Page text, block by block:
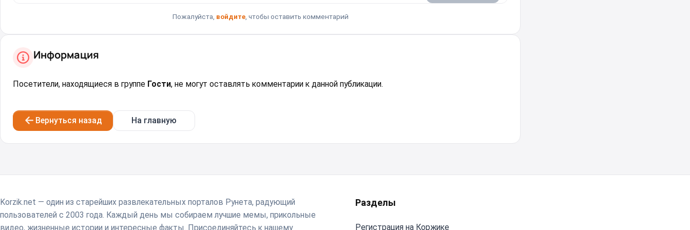
Пожалуйста, войдите, чтобы оставить комментарий
Информация
Посетители, находящиеся в группе Гости, не могут оставлять комментарии к данной публикации.
Вернуться назад На главную
Korzik.net — один из старейших развлекательных порталов Рунета, радующий
пользователей с 2003 года. Каждый день мы собираем лучшие мемы, прикольные
видео, жизненные истории и интересные факты. Присоединяйтесь к нашему
Разделы
Регистрация на Коржике